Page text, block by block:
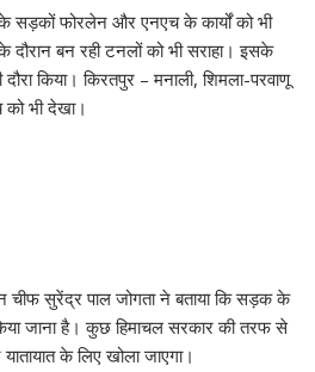
सड़कों फोरलेन और एनएच के कार्यों को भी
दौरान बन रही टनलों को भी सराहा। इसके
किया। किरतपुर – मनाली, शिमला-परवाणू
भी देखा।
चीफ सुरेंद्र पाल जोगता ने बताया कि सड़क के
जाना है। कुछ हिमाचल सरकार की तरफ से
के लिए खोला जाएगा।